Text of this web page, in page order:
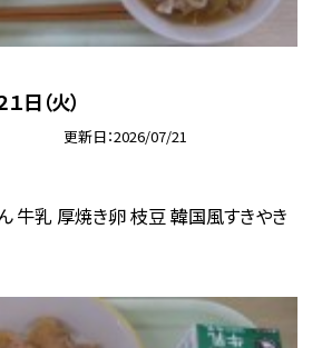
日（火）
更新日 2026/07/21
牛乳 厚焼き卵 枝豆 韓国風すきやき